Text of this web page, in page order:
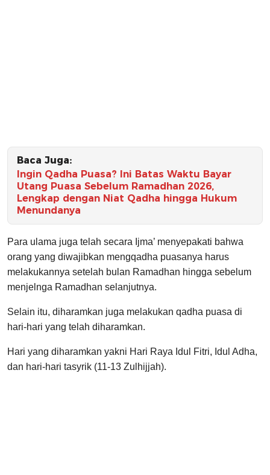
Baca Juga:
Ingin Qadha Puasa? Ini Batas Waktu Bayar
Utang Puasa Sebelum Ramadhan 2026,
Lengkap dengan Niat Qadha hingga Hukum
Menundanya
Para ulama juga telah secara Ijma’ menyepakati bahwa
orang yang diwajibkan mengqadha puasanya harus
melakukannya setelah bulan Ramadhan hingga sebelum
menjelnga Ramadhan selanjutnya.
Selain itu, diharamkan juga melakukan qadha puasa di
hari-hari yang telah diharamkan.
Hari yang diharamkan yakni Hari Raya Idul Fitri, Idul Adha,
dan hari-hari tasyrik (11-13 Zulhijjah).